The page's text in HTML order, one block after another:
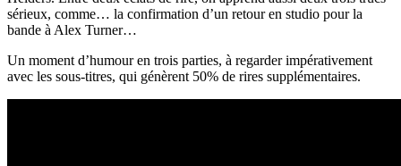
sérieux, comme… la confirmation d’un retour en studio pour la
bande à Alex Turner…
Un moment d’humour en trois parties, à regarder impérativement
avec les sous-titres, qui génèrent 50% de rires supplémentaires.